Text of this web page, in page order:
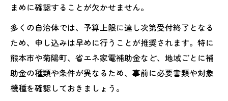
エコキュート補助金申請の必要書類チェッ
ク
補助金対象となるエコキュート機種の特徴
安心して進めるためのエコキュート補助一覧
まめに確認することが欠かせません。
多くの自治体では、予算上限に達し次第受付終了となる
ため、申し込みは早めに行うことが推奨されます。特に
熊本市や菊陽町、省エネ家電補助金など、地域ごとに補
助金の種類や条件が異なるため、事前に必要書類や対象
機種を確認しておきましょう。